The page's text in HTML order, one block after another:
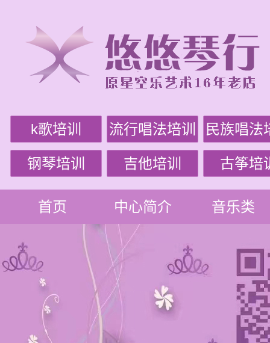
k歌培训 流行唱法培训 民族唱法
钢琴培训 吉他培训 古筝培
首页 中心简介 音乐类